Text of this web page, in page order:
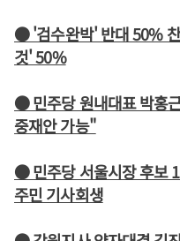
● '검수완박' 반대 50%
것' 50%
● 민주당 원내대표 박홍
중재안 가능"
● 민주당 서울시장 후보
주민 기사회생